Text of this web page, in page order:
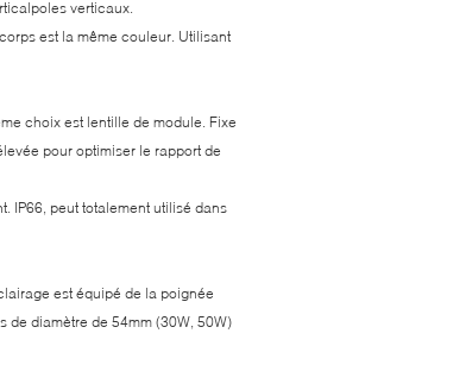
verticaux.
est la même couleur. Utilisant
choix est lentille de module. Fixe
pour optimiser le rapport de
IP66, peut totalement utilisé dans
est équipé de la poignée
de diamètre de 54mm (30W, 50W)